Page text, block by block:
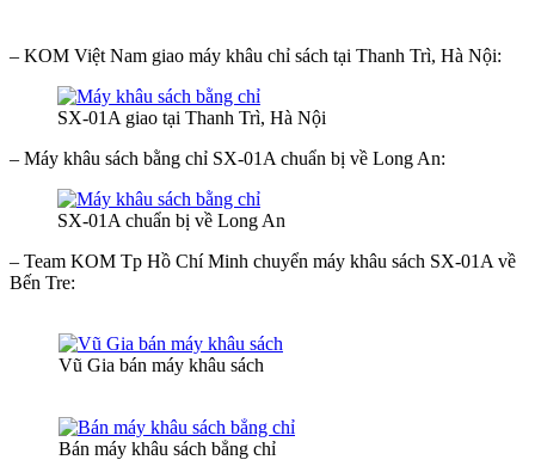
– KOM Việt Nam giao máy khâu chỉ sách tại Thanh Trì, Hà Nội:
SX-01A giao tại Thanh Trì, Hà Nội
– Máy khâu sách bằng chỉ SX-01A chuẩn bị về Long An:
SX-01A chuẩn bị về Long An
– Team KOM Tp Hồ Chí Minh chuyển máy khâu sách SX-01A về
Bến Tre:
Vũ Gia bán máy khâu sách
Bán máy khâu sách bẳng chỉ